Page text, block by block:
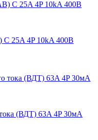
C 25A 4P 10kA 400В
(ВДТ) 63A 4P 30мА